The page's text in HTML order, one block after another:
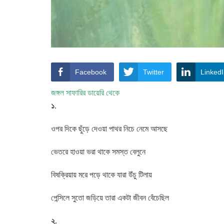
Facebook Twitter
জঙ্গল সাফারির ডায়েরি থেকে
১.
ওপর দিকে ছুঁড়ে দেওয়া পাথর নিচে নেমে আসছে
ভেতরে হাওয়া ভরা থাকে সমস্ত বেলুনে
বিষক্রিয়ায় মরে পড়ে থাকে যারা উঁচু টিলায়
পেন্সিলে সুতো জড়িয়ে তারা একটা জীবন বেঁচেছিল
২.